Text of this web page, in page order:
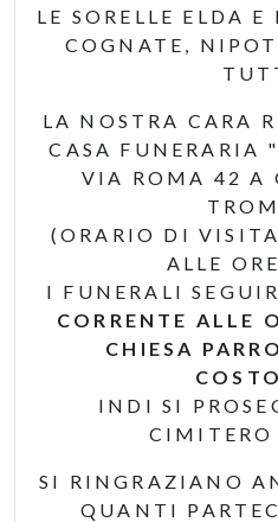
LE SORELLE ELDA
COGNATE,
LA NOSTRA CARA
CASA FUNERARIA
VIA ROMA 42 A
(ORARIO DI
ALLE
I FUNERALI
CORRENTE ALLE
CHIESA
INDI SI
CIMITERO
SI RINGRAZIANO
QUANTI